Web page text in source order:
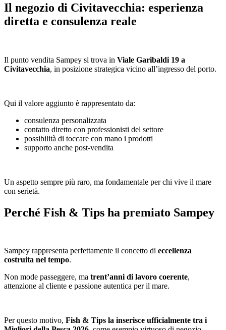
Il negozio di Civitavecchia: esperienza
diretta e consulenza reale
Il punto vendita Sampey si trova in Viale Garibaldi 19 a
Civitavecchia, in posizione strategica vicino all’ingresso del porto.
Qui il valore aggiunto è rappresentato da:
consulenza personalizzata
contatto diretto con professionisti del settore
possibilità di toccare con mano i prodotti
supporto anche post-vendita
Un aspetto sempre più raro, ma fondamentale per chi vive il mare
con serietà.
Perché Fish & Tips ha premiato Sampey
Sampey rappresenta perfettamente il concetto di eccellenza
costruita nel tempo.
Non mode passeggere, ma trent’anni di lavoro coerente,
attenzione al cliente e passione autentica per il mare.
Per questo motivo, Fish & Tips la inserisce ufficialmente tra i